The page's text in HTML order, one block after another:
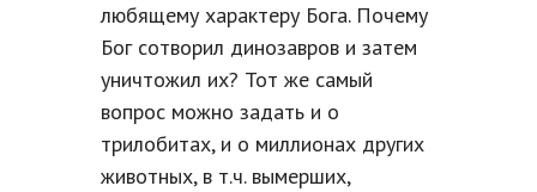
любящему характеру Бога. Почему
Бог сотворил динозавров и затем
уничтожил их? Тот же самый
вопрос можно задать и о
трилобитах, и о миллионах других
животных, в т.ч. вымерших,